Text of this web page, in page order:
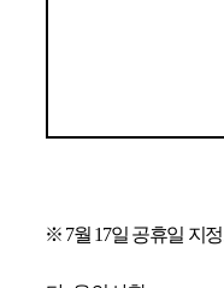
※ 7월 17일 공휴일 지